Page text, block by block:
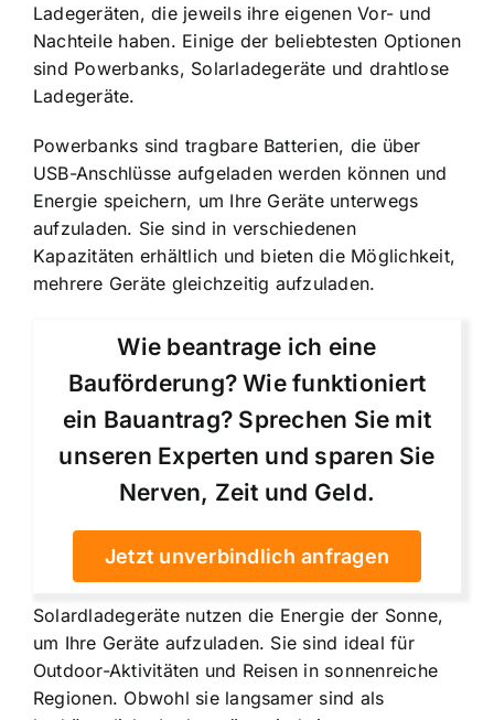
Ladegeräten, die jeweils ihre eigenen Vor- und
Nachteile haben. Einige der beliebtesten Optionen
sind Powerbanks, Solarladegeräte und drahtlose
Ladegeräte.
Powerbanks sind tragbare Batterien, die über
USB-Anschlüsse aufgeladen werden können und
Energie speichern, um Ihre Geräte unterwegs
aufzuladen. Sie sind in verschiedenen
Kapazitäten erhältlich und bieten die Möglichkeit,
mehrere Geräte gleichzeitig aufzuladen.
Wie beantrage ich eine
Bauförderung? Wie funktioniert
ein Bauantrag? Sprechen Sie mit
unseren Experten und sparen Sie
Nerven, Zeit und Geld.
Jetzt unverbindlich anfragen
Solardladegeräte nutzen die Energie der Sonne,
um Ihre Geräte aufzuladen. Sie sind ideal für
Outdoor-Aktivitäten und Reisen in sonnenreiche
Regionen. Obwohl sie langsamer sind als